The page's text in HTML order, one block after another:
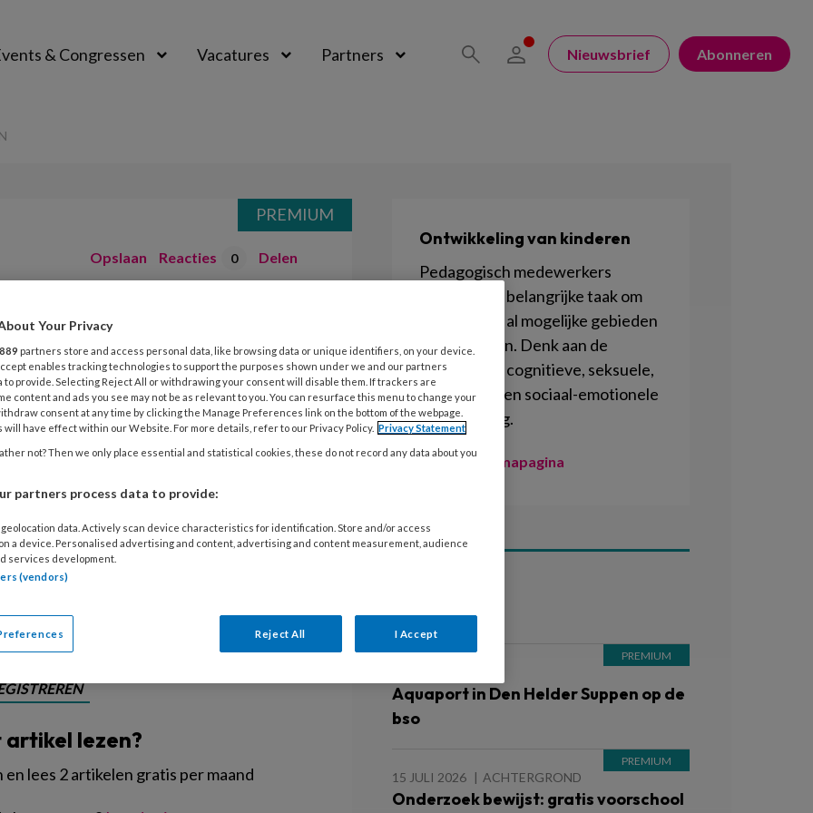
& Congressen Vacatures Partners Nieuwsbrief Abonneren
Opslaan Reacties 0 Delen
met
zien de
nooit gefilosofeerd met de
In dit dossier kun je zien dat
is: in de boeken in je kast, in de
doet, in de vragen die je aan ze
zelf.
lezen?
lees 2 artikelen gratis per maand
PREMIUM
Ontwikkeling van kinderen
Pedagogisch medewerkers
hebben een belangrijke taak om
kinderen op al mogelijke gebieden
te stimuleren. Denk aan de
motorische, cognitieve, seksuele,
lichamelijke en sociaal-emotionele
ontwikkeling.
Naar de themapagina
Aquaport in Den Helder Suppen op de
bso
15 JULI 2026 ACHTERGROND
Onderzoek bewijst: gratis voorschool
Your Privacy
889 partners store and access personal data, like browsing data or unique identifiers, on your device.
enables tracking technologies to support the purposes shown under we and our partners
to provide. Selecting Reject All or withdrawing your consent will disable them. If trackers are
content and ads you see may not be as relevant to you. You can resurface this menu to change your
consent at any time by clicking the Manage Preferences link on the bottom of the webpage.
will have effect within our Website. For more details, refer to our Privacy Policy. Privacy Statement
not? Then we only place essential and statistical cookies, these do not record any data about you
partners process data to provide:
data. Actively scan device characteristics for identification. Store and/or access
a device. Personalised advertising and content, advertising and content measurement, audience
services development.
(vendors)
Reject All I Accept